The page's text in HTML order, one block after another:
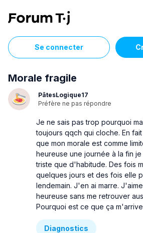
Se connecter
Morale fragile
PâtesLogique17
Préfère ne pas répondre
Je ne sais pas trop pourquoi
toujours qqch qui cloche. En
que mon morale est comme
heureuse une journée à la fin
triste que d'habitude. Des fois
quelques jours et des fois elle
lendemain. J'en ai marre.
heureuse sans me retrouver
Pourquoi est ce que ça
Diagnostics